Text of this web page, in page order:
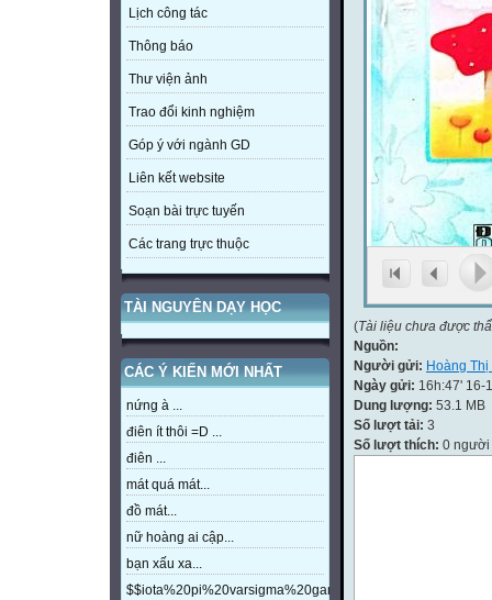
Lịch công tác
Thông báo
Thư viện ảnh
Trao đổi kinh nghiệm
Góp ý với ngành GD
Liên kết website
Soạn bài trực tuyến
Các trang trực thuộc
TÀI NGUYÊN DẠY HỌC
CÁC Ý KIẾN MỚI NHẤT
nứng à ...
điên ít thôi =D ...
điên ...
mát quá mát...
đồ mát...
nữ hoàng ai cập...
bạn xấu xa...
(Tài liệu chưa được
Nguồn:
Người gửi: Hoàng
Ngày gửi: 16h:47' 16-
Dung lượng: 53.1 MB
Số lượt tải: 3
Số lượt thích: 0 người